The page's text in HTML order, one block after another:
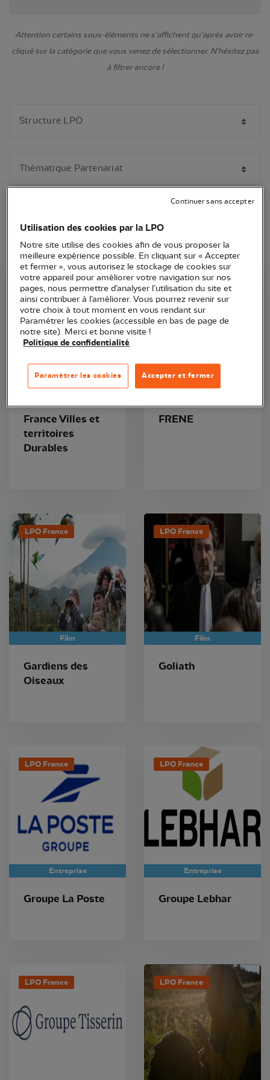
Attention certains sous-éléments ne s'affichent qu'après avoir re-
cliqué sur la catégorie que vous venez de sélectionner. N'hésitez pas
à filtrer encore !
LPO France
Association
France Villes et
territoires
Durables
LPO France
Association
FRENE
LPO France
Film
Gardiens des
Oiseaux
LPO France
Film
Goliath
LPO France
Entreprise
Groupe La Poste
LPO France
Entreprise
Groupe Lebhar
LPO France LPO France
Utilisation des cookies par la LPO
Notre site utilise des cookies afin de vous proposer la
meilleure expérience possible. En cliquant sur « Accepter
et fermer », vous autorisez le stockage de cookies sur
votre appareil pour améliorer votre navigation sur nos
pages, nous permettre d’analyser l’utilisation du site et
ainsi contribuer à l’améliorer. Vous pourrez revenir sur
votre choix à tout moment en vous rendant sur
Paramétrer les cookies (accessible en bas de page de
notre site). Merci et bonne visite !
Politique de confidentialité
Accepter et fermer
Paramétrer les cookies
Continuer sans accepter